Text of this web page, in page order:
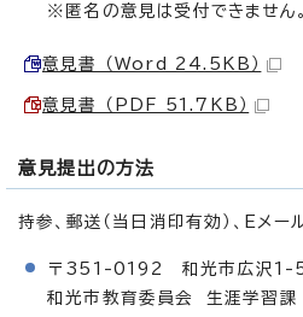
※匿名の意見は受付できません。
意見書 （Word 24.5KB）
意見書 （PDF 51.7KB）
意見提出の方法
持参、郵送（当日消印有効）、Eメー
〒351-0192 和光市広沢1-
和光市教育委員会 生涯学習課